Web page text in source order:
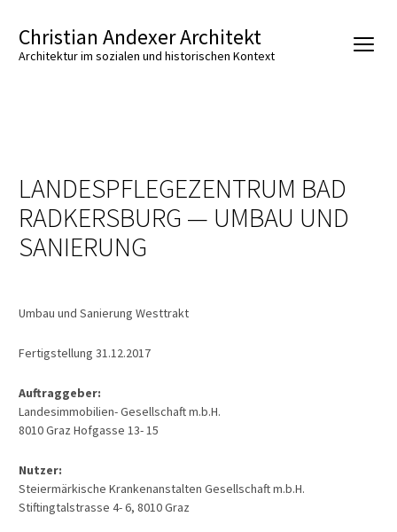
Christian Andexer Architekt
Architektur im sozialen und historischen Kontext
LANDESPFLEGEZENTRUM BAD
RADKERSBURG — UMBAU UND
SANIERUNG
Umbau und Sanierung Westtrakt
Fertigstellung 31.12.2017
Auftraggeber:
Landesimmobilien- Gesellschaft m.b.H.
8010 Graz Hofgasse 13- 15
Nutzer:
Steiermärkische Krankenanstalten Gesellschaft m.b.H.
Stiftingtalstrasse 4- 6, 8010 Graz